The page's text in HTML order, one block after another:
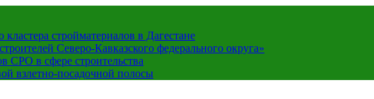
стройматериалов в Дагестане
Северо-Кавказского федерального округа»
СРО в сфере строительства
взлетно-посадочной полосы